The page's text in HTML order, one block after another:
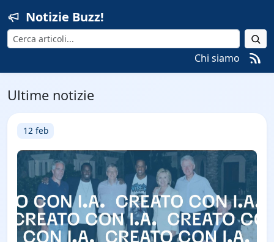
Notizie Buzz!
Cerca
Chi siamo
Ultime notizie
12 feb